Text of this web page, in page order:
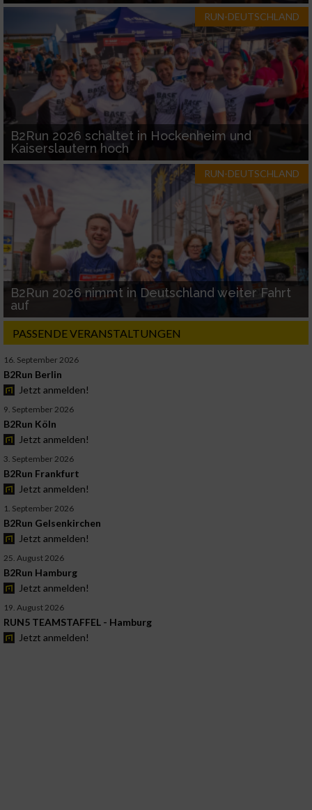
RUN-DEUTSCHLAND
B2Run 2026 schaltet in Hockenheim und
Kaiserslautern hoch
RUN-DEUTSCHLAND
B2Run 2026 nimmt in Deutschland weiter Fahrt
auf
PASSENDE VERANSTALTUNGEN
16. September 2026
B2Run Berlin
Jetzt anmelden!
9. September 2026
B2Run Köln
Jetzt anmelden!
3. September 2026
B2Run Frankfurt
Jetzt anmelden!
1. September 2026
B2Run Gelsenkirchen
Jetzt anmelden!
25. August 2026
B2Run Hamburg
Jetzt anmelden!
19. August 2026
RUN5 TEAMSTAFFEL - Hamburg
Jetzt anmelden!